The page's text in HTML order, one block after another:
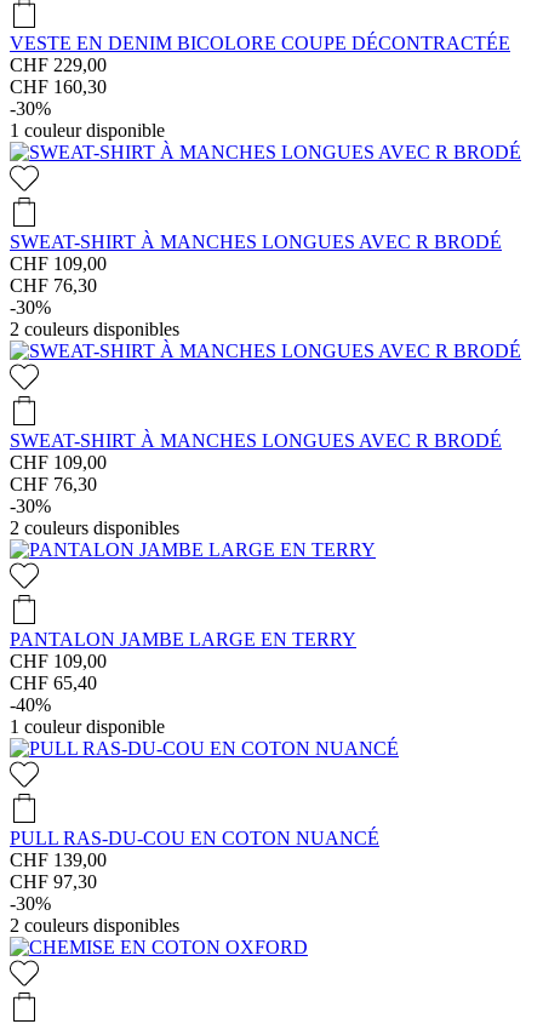
VESTE EN DENIM BICOLORE COUPE DÉCONTRACTÉE
CHF 229,00
CHF 160,30
-30%
1 couleur disponible
SWEAT-SHIRT À MANCHES LONGUES AVEC R BRODÉ
CHF 109,00
CHF 76,30
-30%
2 couleurs disponibles
SWEAT-SHIRT À MANCHES LONGUES AVEC R BRODÉ
CHF 109,00
CHF 76,30
-30%
2 couleurs disponibles
PANTALON JAMBE LARGE EN TERRY
CHF 109,00
CHF 65,40
-40%
1 couleur disponible
PULL RAS-DU-COU EN COTON NUANCÉ
CHF 139,00
CHF 97,30
-30%
2 couleurs disponibles